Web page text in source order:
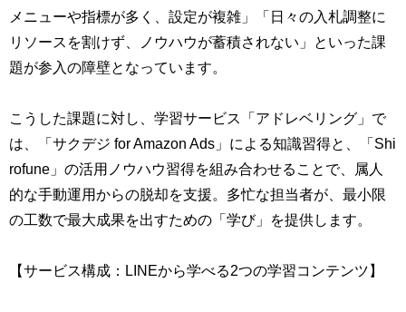
メニューや指標が多く、設定が複雑」「日々の入札調整に
リソースを割けず、ノウハウが蓄積されない」といった課
題が参入の障壁となっています。
こうした課題に対し、学習サービス「アドレベリング」で
は、「サクデジ for Amazon Ads」による知識習得と、「Shi
rofune」の活用ノウハウ習得を組み合わせることで、属人
的な手動運用からの脱却を支援。多忙な担当者が、最小限
の工数で最大成果を出すための「学び」を提供します。
【サービス構成：LINEから学べる2つの学習コンテンツ】